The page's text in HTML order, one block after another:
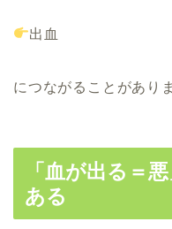
出血
につながることがあり
「血が出る＝
ある